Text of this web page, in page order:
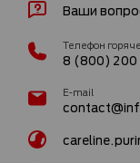
Ваши
Телефон
8 (800) 200
E-mail